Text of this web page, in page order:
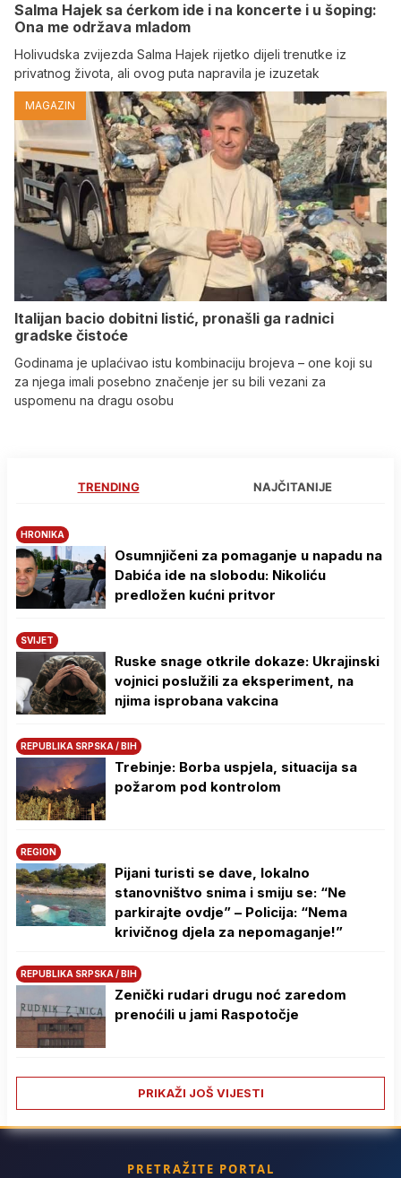
Salma Hajek sa ćerkom ide i na koncerte i u šoping:
Ona me održava mladom
Holivudska zvijezda Salma Hajek rijetko dijeli trenutke iz
privatnog života, ali ovog puta napravila je izuzetak
MAGAZIN
Italijan bacio dobitni listić, pronašli ga radnici
gradske čistoće
Godinama je uplaćivao istu kombinaciju brojeva – one koji su
za njega imali posebno značenje jer su bili vezani za
uspomenu na dragu osobu
TRENDING NAJČITANIJE
HRONIKA
Osumnjičeni za pomaganje u napadu na
Dabića ide na slobodu: Nikoliću
predložen kućni pritvor
SVIJET
Ruske snage otkrile dokaze: Ukrajinski
vojnici poslužili za eksperiment, na
njima isprobana vakcina
REPUBLIKA SRPSKA / BIH
Trebinje: Borba uspjela, situacija sa
požarom pod kontrolom
REGION
Pijani turisti se dave, lokalno
stanovništvo snima i smiju se: “Ne
parkirajte ovdje” – Policija: “Nema
krivičnog djela za nepomaganje!”
REPUBLIKA SRPSKA / BIH
Zenički rudari drugu noć zaredom
prenoćili u jami Raspotočje
PRIKAŽI JOŠ VIJESTI
PRETRAŽITE PORTAL